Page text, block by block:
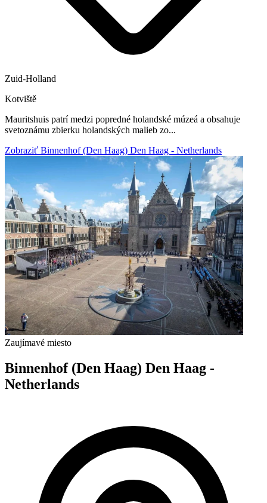
Zuid-Holland
Kotviště
Mauritshuis patrí medzi popredné holandské múzeá a obsahuje
svetoznámu zbierku holandských malieb zo...
Zobraziť Binnenhof (Den Haag) Den Haag - Netherlands
Zaujímavé miesto
Binnenhof (Den Haag) Den Haag -
Netherlands